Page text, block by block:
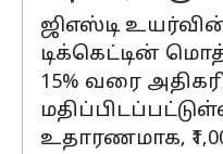
ஜிஎஸ்டி
டிக்கெட்டின்
15% வரை
உதாரணமாக,